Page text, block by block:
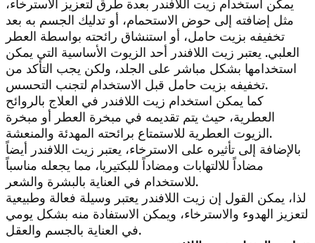
يمكن استخدام زيت اللافندر بعدة طرق لتعزيز الاسترخاء،
مثل إضافته إلى حوض الاستحمام، أو تدليك الجسم به بعد
تخفيفه بزيت حامل، أو استنشاق رائحته بواسطة العطر
العلبي. يعتبر زيت اللافندر أحد الزيوت الأساسية التي يمكن
استخدامها بشكل مباشر على الجلد، ولكن يجب التأكد من
تخفيفه بزيت حامل قبل الاستخدام لتجنب التحسس.
كما يمكن استخدام زيت اللافندر في العلاج بالروائح
العطرية، حيث يتم تقديمه في مبخرة العطر أو مبخرة
الزيوت العطرية للاستمتاع برائحته المهدئة والمنعشة.
بالإضافة إلى تأثيره على الاسترخاء، يعتبر زيت اللافندر أيضاً
مضاداً للالتهابات ومضاداً للبكتيريا، مما يجعله مناسباً
للاستخدام في العناية بالبشرة والشعر.
لذا، يمكن القول إن زيت اللافندر يعتبر وسيلة فعالة وطبيعية
لتعزيز الهدوء والاسترخاء، ويمكن الاستفادة منه بشكل يومي
في العناية بالجسم والعقل.